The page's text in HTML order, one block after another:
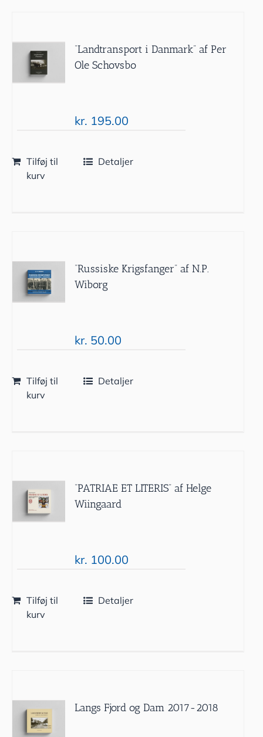
“Landtransport i Danmark” af Per
Ole Schovsbo
kr. 195.00
Tilføj til
kurv
Detaljer
“Russiske Krigsfanger” af N.P.
Wiborg
kr. 50.00
Tilføj til
kurv
Detaljer
“PATRIAE ET LITERIS” af Helge
Wiingaard
kr. 100.00
Tilføj til
kurv
Detaljer
Langs Fjord og Dam 2017-2018